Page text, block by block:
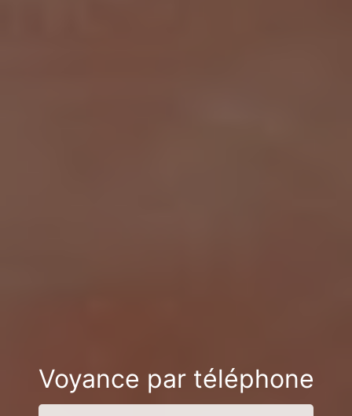
Voyance par téléphone